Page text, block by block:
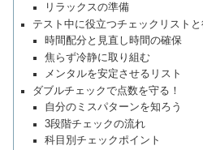
リラックスの準備
テスト中に役立つチェックリスト
時間配分と見直し時間の確保
焦らず冷静に取り組む
メンタルを安定させるリスト
ダブルチェックで点数を守る！
自分のミスパターンを知ろう
3段階チェックの流れ
科目別チェックポイント